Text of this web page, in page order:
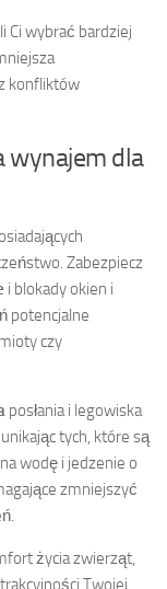
Ci wybrać bardziej
konfliktów
wynajem dla
Zabezpiecz
i blokady okien i
potencjalne
czy
posłania i legowiska
tych, które są
wodę i jedzenie o
zmniejszyć
życia zwierząt,
Twojej